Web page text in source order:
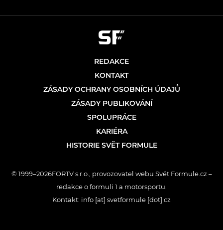
REDAKCE
KONTAKT
ZÁSADY OCHRANY OSOBNÍCH ÚDAJŮ
ZÁSADY PUBLIKOVÁNÍ
SPOLUPRÁCE
KARIÉRA
HISTORIE SVĚT FORMULE
© 1999–2026FORTV s.r.o., provozovatel webu Svět Formule.cz –
redakce o formuli 1 a motorsportu.
Kontakt: info [at] svetformule [dot] cz